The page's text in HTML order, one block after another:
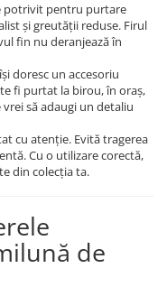
potrivit pentru purtare
și greutății reduse. Firul
fin nu deranjează în
doresc un accesoriu
fi purtat la birou, în oraș,
să adaugi un detaliu
cu atenție. Evită tragerea
Cu o utilizare corectă,
din colecția ta.
de